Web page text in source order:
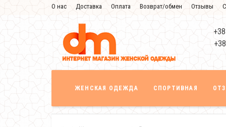
О нас Доставка Оплата Возврат/обмен Отзывы
ЖЕНСКАЯ ОДЕЖДА СПОРТИВНАЯ